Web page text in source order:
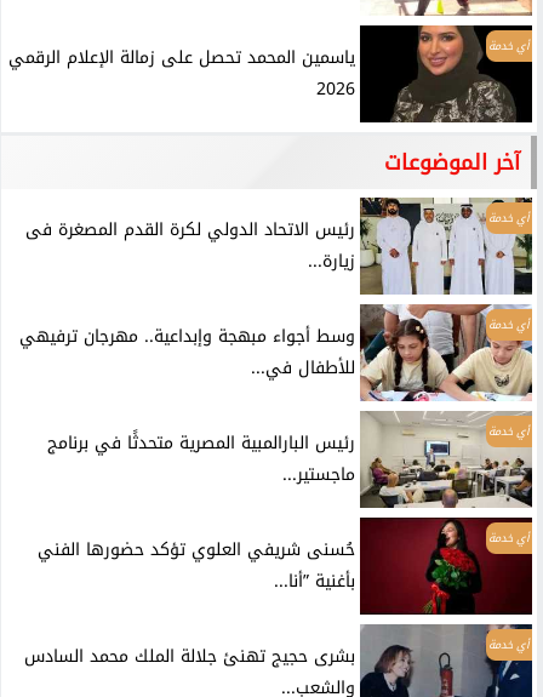
أي خدمة
ياسمين المحمد تحصل على زمالة الإعلام الرقمي
2026
آخر الموضوعات
أي خدمة
رئيس الاتحاد الدولي لكرة القدم المصغرة فى
زيارة...
أي خدمة
وسط أجواء مبهجة وإبداعية.. مهرجان ترفيهي
للأطفال في...
أي خدمة
رئيس البارالمبية المصرية متحدثًا في برنامج
ماجستير...
أي خدمة
حُسنى شريفي العلوي تؤكد حضورها الفني
بأغنية ”أنا...
أي خدمة
بشرى حجيج تهنئ جلالة الملك محمد السادس
والشعب...